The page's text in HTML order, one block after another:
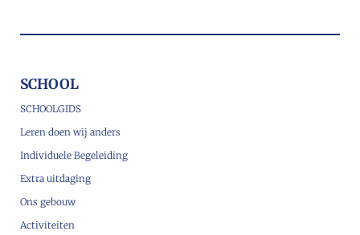
SCHOOL
SCHOOLGIDS
Leren doen wij anders
Individuele Begeleiding
Extra uitdaging
Ons gebouw
Activiteiten